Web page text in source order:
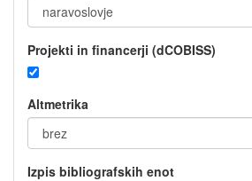
Projekti in financerji (dCOBISS)
Altmetrika
Izpis bibliografskih enot